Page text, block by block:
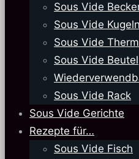
Sous Vide
Sous Vide Kugeln
Sous Vide
Sous Vide Beutel
Sous Vide Rack
Sous Vide Gerichte
Rezepte für…
Sous Vide Fisch